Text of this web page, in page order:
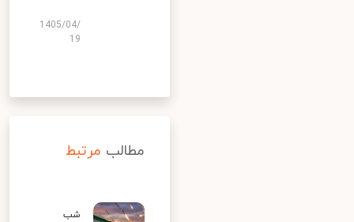
1405/04/
19
مطالب مرتبط
شب